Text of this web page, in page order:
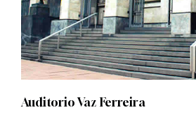
Auditorio Vaz Ferreira